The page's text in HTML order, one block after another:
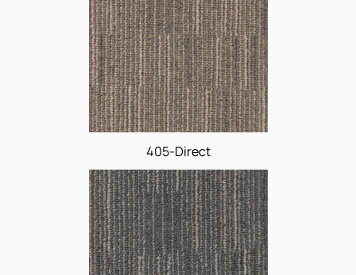
405-Direct